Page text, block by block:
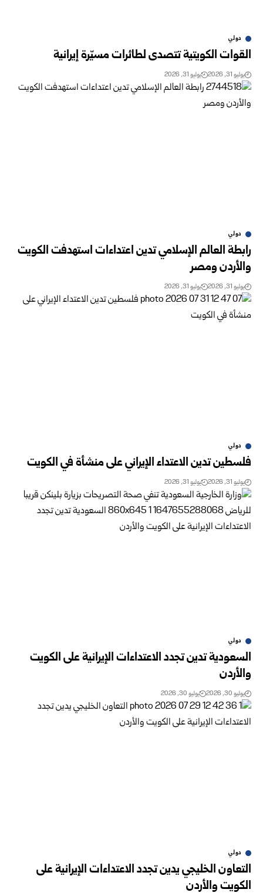
دولي
القوات الكويتية تتصدى لطائرات مسيّرة إيرانية ‏
يوليو 31, 2026 يوليو 31, 2026
دولي
رابطة العالم الإسلامي تدين اعتداءات استهدفت الكويت
والأردن ومصر
يوليو 31, 2026 يوليو 31, 2026
دولي
فلسطين تدين الاعتداء الإيراني على منشأة في الكويت ‏
يوليو 31, 2026 يوليو 31, 2026
دولي
السعودية تدين تجدد الاعتداءات الإيرانية على الكويت
والأردن
يوليو 30, 2026 يوليو 30, 2026
دولي
التعاون الخليجي يدين تجدد الاعتداءات الإيرانية على
الكويت والأردن